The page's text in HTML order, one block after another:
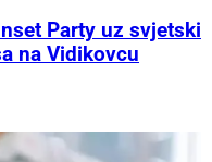
Party uz svjetski
na Vidikovcu